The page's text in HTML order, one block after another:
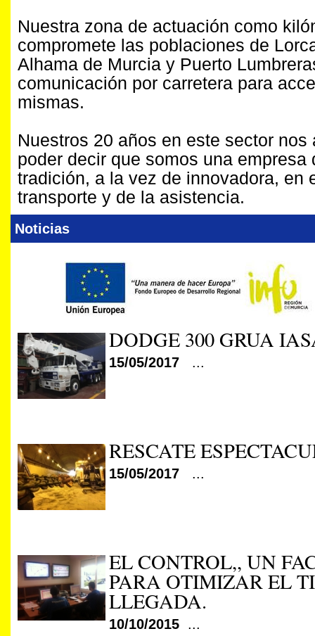
Nuestra zona de actuación como
compromete las poblaciones de
Alhama de Murcia y Puerto
comunicación por carretera para
mismas.
Nuestros 20 años en este sector nos
poder decir que somos una empresa
tradición, a la vez de innovadora, en
transporte y de la asistencia.
Noticias
DODGE 300 GRUA
15/05/2017 ...
RESCATE
15/05/2017 ...
EL CONTROL,, UN
PARA OTIMIZAR EL
LLEGADA.
10/10/2015 ...